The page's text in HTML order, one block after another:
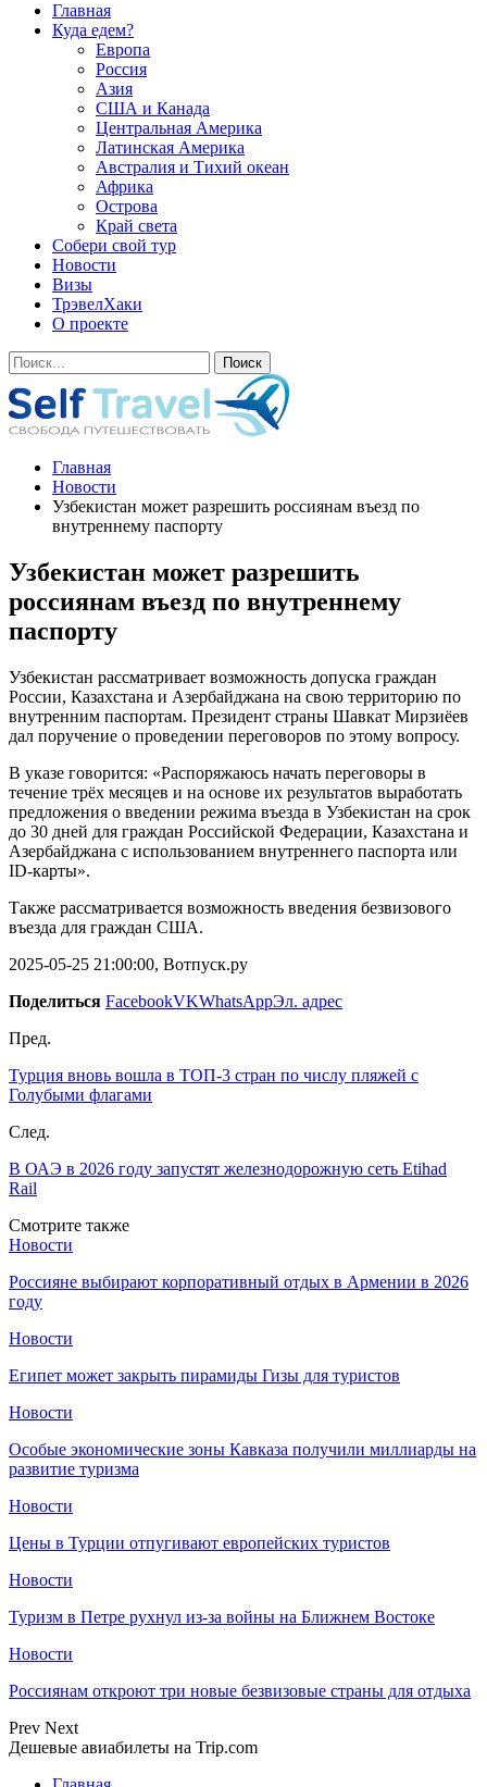
Главная
Куда едем?
Европа
Россия
Азия
США и Канада
Центральная Америка
Латинская Америка
Австралия и Тихий океан
Африка
Острова
Край света
Собери свой тур
Новости
Визы
ТрэвелХаки
О проекте
Главная
Новости
Узбекистан может разрешить россиянам въезд по
внутреннему паспорту
Узбекистан может разрешить
россиянам въезд по внутреннему
паспорту
Узбекистан рассматривает возможность допуска граждан
России, Казахстана и Азербайджана на свою территорию по
внутренним паспортам. Президент страны Шавкат Мирзиёев
дал поручение о проведении переговоров по этому вопросу.
В указе говорится: «Распоряжаюсь начать переговоры в
течение трёх месяцев и на основе их результатов выработать
предложения о введении режима въезда в Узбекистан на срок
до 30 дней для граждан Российской Федерации, Казахстана и
Азербайджана с использованием внутреннего паспорта или
ID-карты».
Также рассматривается возможность введения безвизового
въезда для граждан США.
2025-05-25 21:00:00, Вотпуск.ру
Поделиться FacebookVKWhatsAppЭл. адрес
Пред.
Турция вновь вошла в ТОП-3 стран по числу пляжей с
Голубыми флагами
След.
В ОАЭ в 2026 году запустят железнодорожную сеть Etihad
Rail
Смотрите также
Новости
Россияне выбирают корпоративный отдых в Армении в 2026
году
Новости
Египет может закрыть пирамиды Гизы для туристов
Новости
Особые экономические зоны Кавказа получили миллиарды на
развитие туризма
Новости
Цены в Турции отпугивают европейских туристов
Новости
Туризм в Петре рухнул из-за войны на Ближнем Востоке
Новости
Россиянам откроют три новые безвизовые страны для отдыха
Prev Next
Дешевые авиабилеты на Trip.com